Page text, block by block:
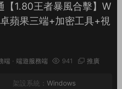
【1.80王者暴風合擊】W
蘋果三端+加密工具+視
端 · 端遊服務端 941 推廣
架設系統： Windows